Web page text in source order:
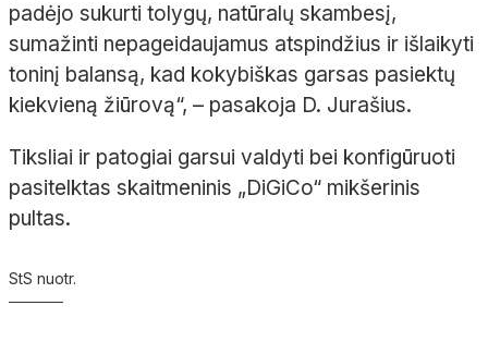
padėjo sukurti tolygų, natūralų skambesį,
sumažinti nepageidaujamus atspindžius ir išlaikyti
toninį balansą, kad kokybiškas garsas pasiektų
kiekvieną žiūrovą“, – pasakoja D. Jurašius.
Tiksliai ir patogiai garsui valdyti bei konfigūruoti
pasitelktas skaitmeninis „DiGiCo“ mikšerinis
pultas.
StS nuotr.